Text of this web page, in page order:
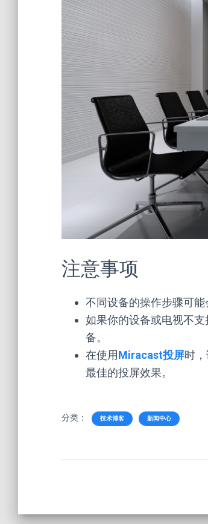
注意事项
不同设备的操作步骤可能
如果你的设备或电视不支
备。
在使用Miracast投屏时
最佳的投屏效果。
分类： 技术博客 新闻中心